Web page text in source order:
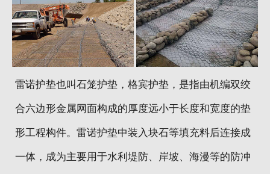
荣誉资质
联系我们
地区分站
雷诺护垫也叫石笼护垫，格宾护垫，是指由机编双绞
合六边形金属网面构成的厚度远小于长度和宽度的垫
形工程构件。雷诺护垫中装入块石等填充料后连接成
一体，成为主要用于水利堤防、岸坡、海漫等的防冲